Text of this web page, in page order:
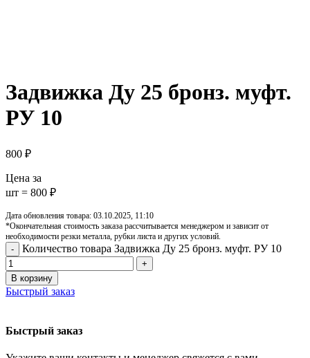
Задвижка Ду 25 бронз. муфт.
РУ 10
800 ₽
Цена за
шт = 800 ₽
Дата обновления товара: 03.10.2025, 11:10
*Окончательная стоимость заказа рассчитывается менеджером и зависит от
необходимости резки металла, рубки листа и других условий.
Количество товара Задвижка Ду 25 бронз. муфт. РУ 10
В корзину
Быстрый заказ
Быстрый заказ